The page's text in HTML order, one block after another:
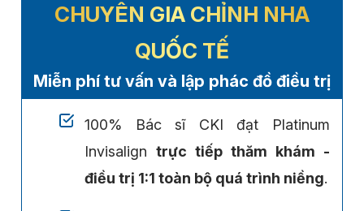
CHUYÊN GIA CHỈNH NHA
QUỐC TẾ
Miễn phí tư vấn và lập phác đồ điều trị
100% Bác sĩ CKI đạt Platinum
Invisalign trực tiếp thăm khám -
điều trị 1:1 toàn bộ quá trình niềng.